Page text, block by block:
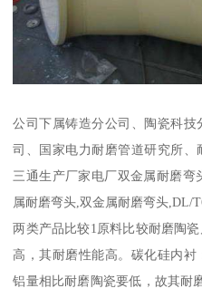
公司下属铸造分公司、陶瓷科
司、国家电力耐磨管道研究所
三通生产厂家电厂双金属耐磨弯
属耐磨弯头,双金属耐磨弯头,DL/
两类产品比较1原料比较耐磨陶
高，其耐磨性能高。碳化硅内
铝量相比耐磨陶瓷要低，故其耐